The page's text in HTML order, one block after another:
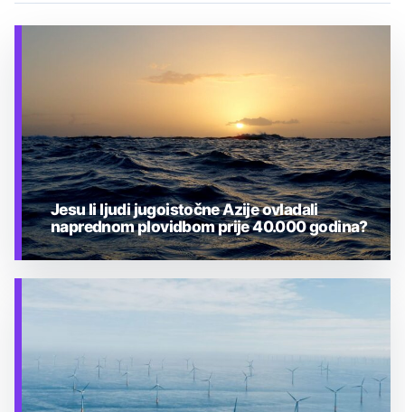
Jesu li ljudi jugoistočne Azije ovladali
naprednom plovidbom prije 40.000 godina?